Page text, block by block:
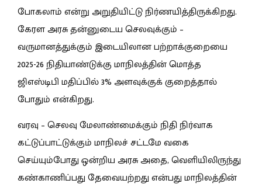
போகலாம் என்று அறுதியிட்டு நிர்ணயித்திருக்கிறது.
கேரள அரசு தன்னுடைய செலவுக்கும் –
வருமானத்துக்கும் இடையிலான பற்றாக்குறையை
2025-26 நிதியாண்டுக்கு மாநிலத்தின் மொத்த
ஜிஎஸ்டிபி மதிப்பில் 3% அளவுக்குக் குறைத்தால்
போதும் என்கிறது.
வரவு – செலவு மேலாண்மைக்கும் நிதி நிர்வாக
கட்டுப்பாட்டுக்கும் மாநிலச் சட்டமே வகை
செய்யும்போது ஒன்றிய அரசு அதை, வெளியிலிருந்து
கண்காணிப்பது தேவையற்றது என்பது மாநிலத்தின்